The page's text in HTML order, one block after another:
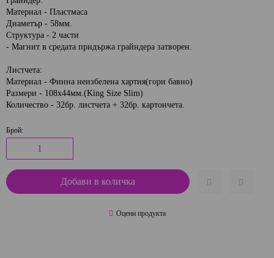
Материал - Пластмаса
Диаметър - 58мм.
Структура - 2 части
- Магнит в средата придържа грайндера затворен.
Листчета:
Материал - Финна неизбелена хартия(гори бавно)
Размери - 108x44мм.(King Size Slim)
Количество - 32бр. листчета + 32бр. картончета.
Брой:
Оцени продукта